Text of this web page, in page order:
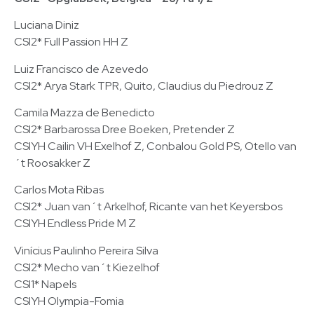
Luciana Diniz
CSI2* Full Passion HH Z
Luiz Francisco de Azevedo
CSI2* Arya Stark TPR, Quito, Claudius du Piedrouz Z
Camila Mazza de Benedicto
CSI2* Barbarossa Dree Boeken, Pretender Z
CSIYH Cailin VH Exelhof Z, Conbalou Gold PS, Otello van
´t Roosakker Z
Carlos Mota Ribas
CSI2* Juan van´t Arkelhof, Ricante van het Keyersbos
CSIYH Endless Pride M Z
Vinícius Paulinho Pereira Silva
CSI2* Mecho van´t Kiezelhof
CSI1* Napels
CSIYH Olympia-Fomia